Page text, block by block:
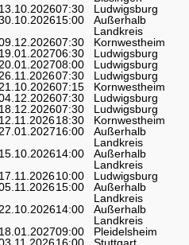
13.10.202607:30
Ludwigsburg
15:00
Außerhalb
Landkreis
07:30
Kornwestheim
19.01.202706:30
Ludwigsburg
20.01.202708:00
Ludwigsburg
26.11.202607:30
Ludwigsburg
21.10.202607:15
Kornwestheim
07:30
Ludwigsburg
18.12.202607:30
Ludwigsburg
12.11.202618:30
Kornwestheim
27.01.202716:00
Außerhalb
Landkreis
15.10.202614:00
Außerhalb
Landkreis
17.11.202610:00
Ludwigsburg
15:00
Außerhalb
Landkreis
22.10.202614:00
Außerhalb
Landkreis
18.01.202709:00
Pleidelsheim
16:00
Stuttgart